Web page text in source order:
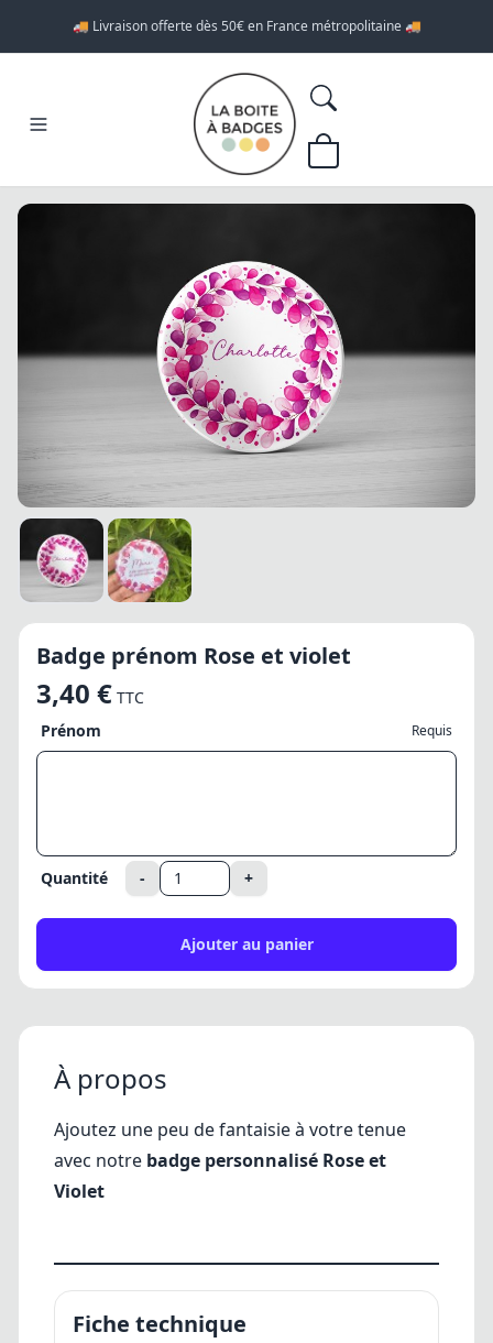
🚚 Livraison offerte dès 50€ en France métropolitaine 🚚
Badge prénom Rose et violet
3,40 € TTC
Prénom
Requis
Quantité - +
Ajouter au panier
À propos
Ajoutez une peu de fantaisie à votre tenue
avec notre badge personnalisé Rose et
Violet
Fiche technique